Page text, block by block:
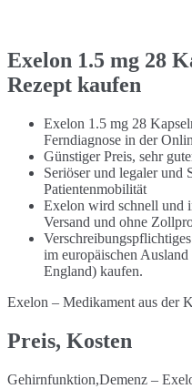
Exelon 1.5 mg 28
Rezept kaufen
Exelon 1.5 mg 28
Ferndiagnose in der
Günstiger Preis, sehr
Seriöser und legaler
Patientenmobilität
Exelon wird schnell und
Versand und ohne
im europäischen
England) kaufen.
Exelon – Medikament aus der
Preis, Kosten
Gehirnfunktion,Demenz –